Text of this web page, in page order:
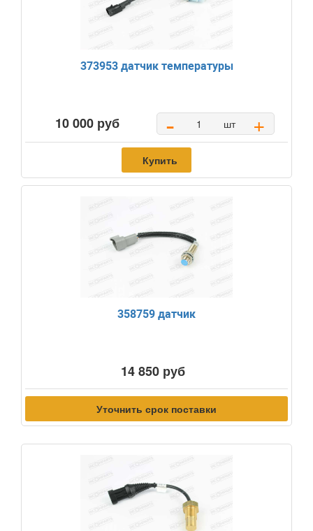
373953 датчик температуры
10 000 руб - шт +
Купить
358759 датчик
14 850 руб
Уточнить срок поставки